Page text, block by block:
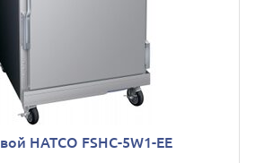
HATCO FSHC-5W1-EE